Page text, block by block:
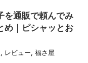
を通販で頼んでみ
め｜ピシャッとお
, レビュー, 福さ屋